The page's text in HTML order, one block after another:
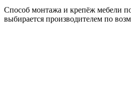
Способ монтажа и крепёж мебели
выбирается производителем по